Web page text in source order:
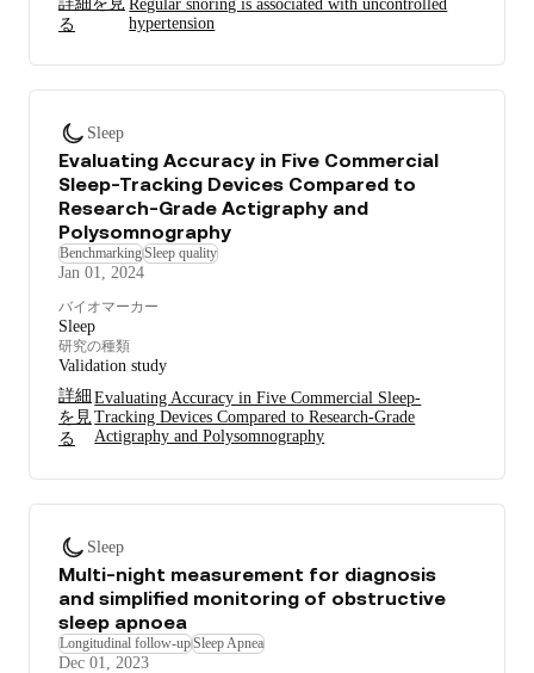
る
Regular snoring is associated with uncontrolled
hypertension
Sleep
Evaluating Accuracy in Five Commercial
Sleep-Tracking Devices Compared to
Research-Grade Actigraphy and
Polysomnography
BenchmarkingSleep quality
Jan 01, 2024
バイオマーカー
Sleep
研究の種類
Validation study
詳細
を見
る
Evaluating Accuracy in Five Commercial Sleep-
Tracking Devices Compared to Research-Grade
Actigraphy and Polysomnography
Sleep
Multi-night measurement for diagnosis
and simplified monitoring of obstructive
sleep apnoea
Longitudinal follow-upSleep Apnea
Dec 01, 2023